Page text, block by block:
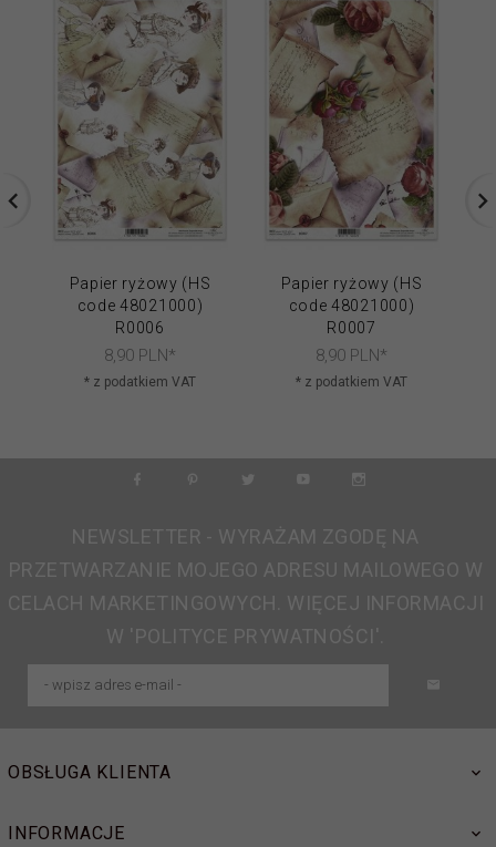
Papier ryżowy (HS
code 48021000)
R0006
8,90 PLN*
* z podatkiem VAT
Papier ryżowy (HS
code 48021000)
R0007
8,90 PLN*
* z podatkiem VAT
NEWSLETTER - WYRAŻAM ZGODĘ NA
PRZETWARZANIE MOJEGO ADRESU MAILOWEGO W
CELACH MARKETINGOWYCH. WIĘCEJ INFORMACJI
W 'POLITYCE PRYWATNOŚCI'.
OBSŁUGA KLIENTA
INFORMACJE